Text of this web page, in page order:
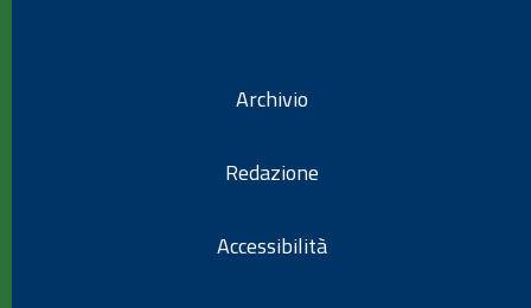
Archivio
Redazione
Accessibilità